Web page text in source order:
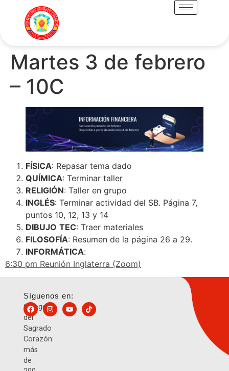
Martes 3 de febrero
– 10C
FÍSICA: Repasar tema dado
QUÍMICA: Terminar taller
RELIGIÓN: Taller en grupo
INGLÉS: Terminar actividad del SB. Página 7,
puntos 10, 12, 13 y 14
DIBUJO TEC: Traer materiales
FILOSOFÍA: Resumen de la página 26 a 29.
INFORMÁTICA:
6:30 pm Reunión Inglaterra (Zoom)
Colegio
del
Sagrado
Corazón:
más
de
Síguenos en: